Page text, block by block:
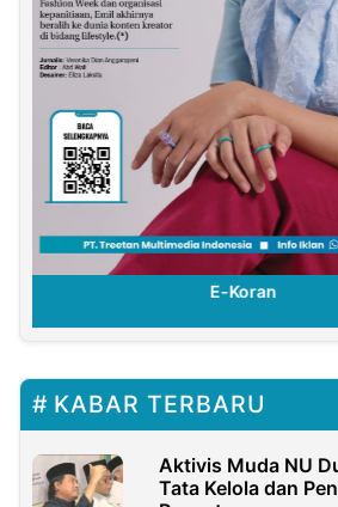
E-Koran
KABAR TERBARU
Aktivis Muda NU
Tata Kelola dan